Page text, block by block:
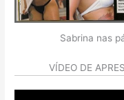
Sabrina nas
VÍDEO DE